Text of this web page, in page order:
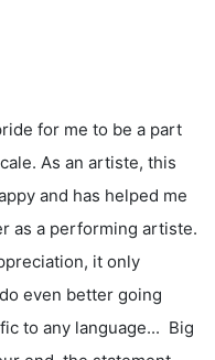
for me to be a part
As an artiste, this
and has helped me
as a performing artiste.
it only
even better going
to any language... Big